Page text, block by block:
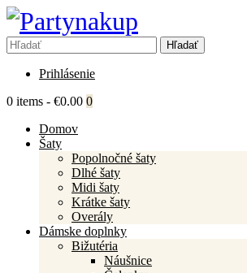
Prihlásenie
0 items - €0.00 0
Domov
Šaty
Popolnočné šaty
Dlhé šaty
Midi šaty
Krátke šaty
Overály
Dámske doplnky
Bižutéria
Náušnice